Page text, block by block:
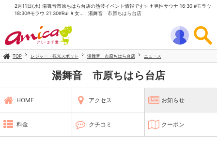
2月11日(水) 湯舞音市原ちはら台店の熱波イベント情報です✨️ 👨男性サウナ 16:30 #モラウ
18:30#モラウ 21:30#Rui 👩女... | 湯舞音 市原ちはら台店
TOP レジャー・観光スポット 湯舞音 市原ちはら台店 ニュース
湯舞音 市原ちはら台店
HOME アクセス お知らせ
料金 クチコミ クーポン